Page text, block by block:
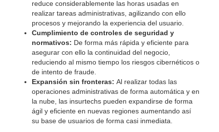
reduce considerablemente las horas usadas en
realizar tareas administrativas, agilizando con ello
procesos y mejorando la experiencia del usuario.
Cumplimiento de controles de seguridad y
normativos: De forma más rápida y eficiente para
asegurar con ello la continuidad del negocio,
reduciendo al mismo tiempo los riesgos cibernéticos o
de intento de fraude.
Expansión sin fronteras: Al realizar todas las
operaciones administrativas de forma automática y en
la nube, las insurtechs pueden expandirse de forma
ágil y eficiente en nuevas regiones aumentando así
su base de usuarios de forma casi inmediata.